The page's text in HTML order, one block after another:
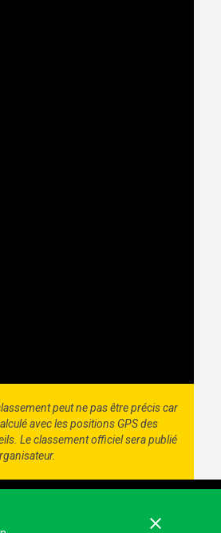
peut ne pas être précis car
avec les positions GPS des
Le classement officiel sera publié